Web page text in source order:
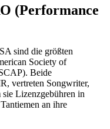
(Performance
sind die größten
Society of
Beide
vertreten Songwriter,
Lizenzgebühren in
an ihre